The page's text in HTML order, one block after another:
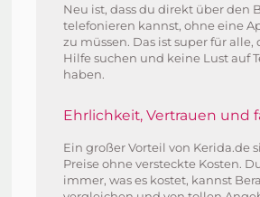
Neu ist, dass du direkt über den
telefonieren kannst, ohne eine
zu müssen. Das ist super für alle,
Hilfe suchen und keine Lust auf
haben.
Ehrlichkeit, Vertrauen und
Ein großer Vorteil von Kerida.de
Preise ohne versteckte Kosten.
immer, was es kostet, kannst